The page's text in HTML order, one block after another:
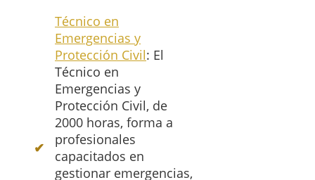
Técnico en
Emergencias y
Protección Civil: El
Técnico en
Emergencias y
Protección Civil, de
2000 horas, forma a
profesionales
capacitados en
gestionar emergencias,